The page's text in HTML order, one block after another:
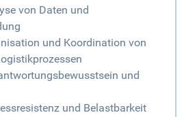
von Daten und
und Koordination von
und
und Belastbarkeit